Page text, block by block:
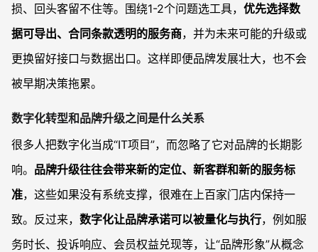
损、回头客留不住等。围绕1-2个问题选工具， 优先选择数
据可导出、合同条款透明的服务商，并为未来可能的升级或
更换留好接口与数据出口。这样即便品牌发展壮大，也不会
被早期决策拖累。
数字化转型和品牌升级之间是什么关系
很多人把数字化当成“IT项目”，而忽略了它对品牌的长期影
响。 品牌升级往往会带来新的定位、新客群和新的服务标
准，这些如果没有系统支撑，很难在上百家门店内保持一
致。反过来， 数字化让品牌承诺可以被量化与执行，例如服
务时长、投诉响应、会员权益兑现等，让“品牌形象”从概念